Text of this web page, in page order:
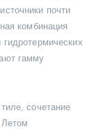
почти
комбинация
гамму
сочетание
Летом